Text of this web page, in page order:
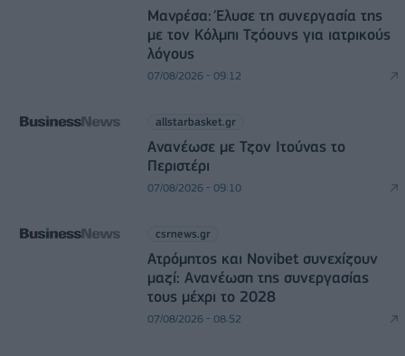
Μανρέσα: Έλυσε τη συνεργασία της
με τον Κόλμπι Τζόουνς για ιατρικούς
λόγους
07/08/2026 - 09:12
allstarbasket.gr
Ανανέωσε με Τζον Ιτούνας το
Περιστέρι
07/08/2026 - 09:10
csrnews.gr
Ατρόμητος και Novibet συνεχίζουν
μαζί: Ανανέωση της συνεργασίας
τους μέχρι το 2028
07/08/2026 - 08:52